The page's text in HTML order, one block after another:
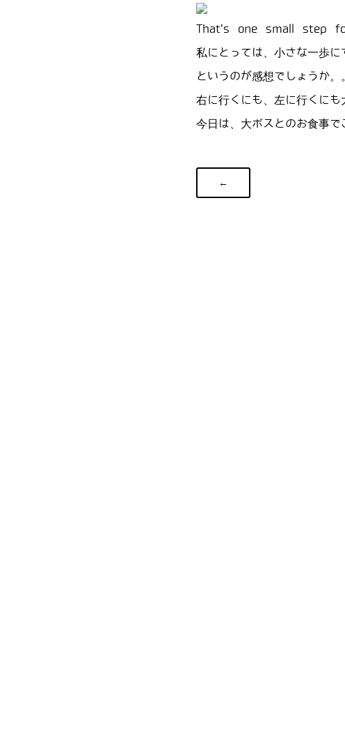
That’s one small step
私にとっては、小さな一歩に
というのが感想でしょうか。
右に行くにも、左に行くにも
今日は、大ボスとのお食事で
←